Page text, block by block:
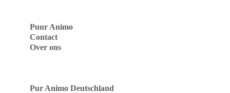
Puur Animo
Contact
Over ons
Pur Animo Deutschland